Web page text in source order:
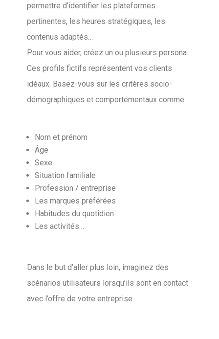
permettre d’identifier les plateformes
pertinentes, les heures stratégiques, les
contenus adaptés…
Pour vous aider, créez un ou plusieurs persona.
Ces profils fictifs représentent vos clients
idéaux. Basez-vous sur les critères socio-
démographiques et comportementaux comme :
Nom et prénom
Âge
Sexe
Situation familiale
Profession / entreprise
Les marques préférées
Habitudes du quotidien
Les activités…
Dans le but d’aller plus loin, imaginez des
scénarios utilisateurs lorsqu’ils sont en contact
avec l’offre de votre entreprise.